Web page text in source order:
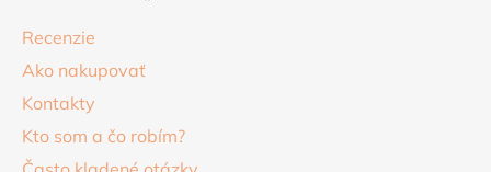
Recenzie
Ako nakupovať
Kontakty
Kto som a čo robím?